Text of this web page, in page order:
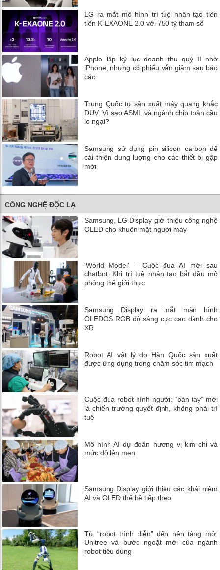
LG ra mắt mô hình trí tuệ nhân tạo tiên
tiến K-EXAONE 2.0 với 750 tỷ tham số
Apple lập kỷ lục doanh thu quý II nhờ
iPhone, nhưng cổ phiếu vẫn giảm sau báo
cáo
Trung Quốc tự sản xuất máy quang khắc
DUV: Vì sao ASML và ngành chip toàn cầu
lo ngại?
Samsung sử dụng pin silicon carbon để
cải thiện dung lượng cho các thiết bị gập
mới
CÔNG NGHỆ ĐỘC LẠ
Samsung, LG Display giới thiệu công nghệ
OLED cho khuôn mặt người máy
'World Model' – Cuộc đua AI mới sau
chatbot: Khi trí tuệ nhân tạo bắt đầu mô
phỏng thế giới thực
Samsung Display ra mắt màn hình
OLEDOS RGB độ sáng cực cao dành cho
XR
Robot AI vật lý do Hàn Quốc sản xuất
được ứng dụng trong chăm sóc tim mạch
Cuộc đua robot hình người: “bàn tay” mới
là chiến trường quyết định, không phải trí
tuệ
Mô hình AI dự đoán hương vị kim chi và
mức độ lên men
Samsung Display giới thiệu các khái niệm
AI và OLED thế hệ tiếp theo
Từ “robot trình diễn” đến nền tảng mở:
Unitree và bước ngoặt mới của ngành
robot tiêu dùng